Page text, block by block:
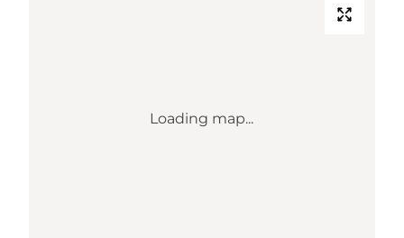
Loading map...